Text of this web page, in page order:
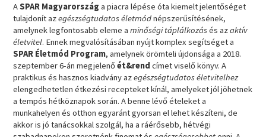
ASPAR Magyarország a piacra lépése óta kiemelt jelentőséget
tulajdonít azegészségtudatos életmódnépszerűsítésének,
amelynek legfontosabb eleme a minőségi táplálkozásés azaktív
életvitel. Ennek megvalósításában nyújt komplex segítséget a
SPAR Életmód Program, amelynek örömteli újdonsága a 2018.
szeptember 6-án megjelenőét&rend címet viselő könyv. A
praktikus és hasznos kiadvány azegészségtudatos életvitelhez
elengedhetetlen étkezési recepteket kínál, amelyeket jól jöhetnek
a tempós hétköznapok során. A benne lévő ételeket a
munkahelyen és otthon egyaránt gyorsan el lehet készíteni, de
akkor is jó tanácsokkal szolgál, ha a ráérősebb, hétvégi